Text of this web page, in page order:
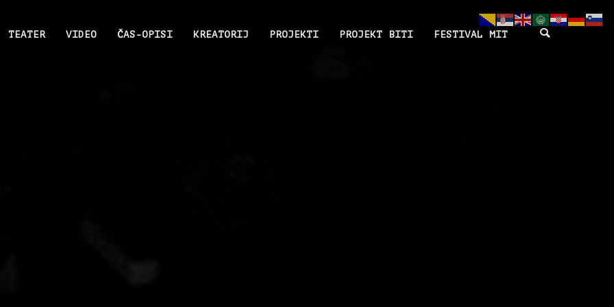
TEATER VIDEO ČAS-OPISI KREATORIJ PROJEKTI PROJEKT BITI FESTIVAL MIT